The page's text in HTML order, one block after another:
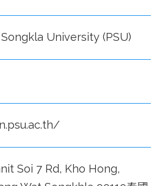
University (PSU)
Soi 7 Rd, Kho Hong,